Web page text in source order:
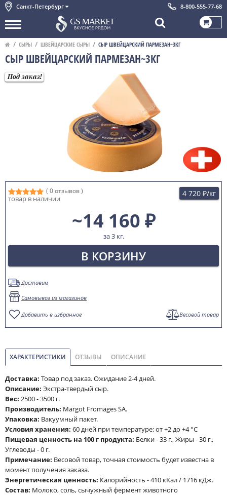
Санкт-Петербург 8-800-555-77-68
СЫРЫ ШВЕЙЦАРСКИЕ СЫРЫ СЫР ШВЕЙЦАРСКИЙ ПАРМЕЗАН~3КГ
СЫР ШВЕЙЦАРСКИЙ ПАРМЕЗАН~3КГ
Под заказ!
( 0 отзывов )
товар в наличии
4 720 ₽/кг
~14 160 ₽
за 3 кг.
В КОРЗИНУ
Доставим
Самовывоз из магазинов
Добавить в избранное Весовой товар
ХАРАКТЕРИСТИКИ ОТЗЫВЫ ОПИСАНИЕ
Доставка: Товар под заказ. Ожидание 2-4 дней.
Описание: Экстра-твердый сыр.
Вес: 2500 - 3500 г.
Производитель: Margot Fromages SA.
Упаковка: Вакуумный пакет.
Условия хранения: 60 дней при температуре: от +2 до +4 °C
Пищевая ценность на 100 г продукта: Белки - 33 г., Жиры - 30 г.,
Углеводы - 0 г.
Примечание: Весовой товар, точная стоимость будет известна в
момент получения заказа.
Энергетическая ценность: Калорийность - 410 кКал / 1716 кДж.
Cостав: Молоко, соль, сычужный фермент животного